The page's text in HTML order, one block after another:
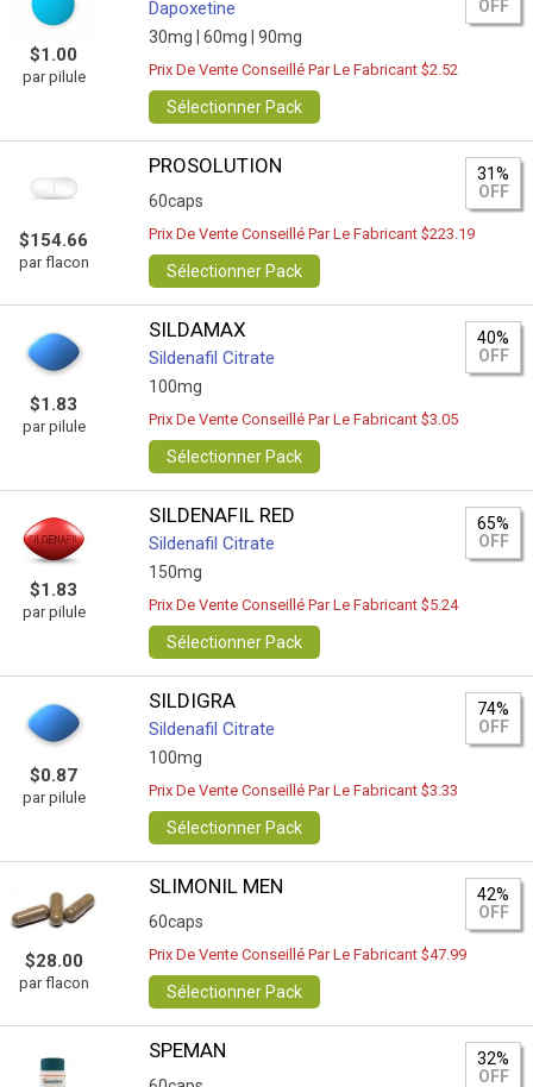
$1.00
par pilule
Dapoxetine
30mg | 60mg | 90mg
OFF
Prix De Vente Conseillé Par Le Fabricant $2.52
Sélectionner Pack
$154.66
par flacon
PROSOLUTION
60caps
31%
OFF
Prix De Vente Conseillé Par Le Fabricant $223.19
Sélectionner Pack
$1.83
par pilule
SILDAMAX
Sildenafil Citrate
100mg
40%
OFF
Prix De Vente Conseillé Par Le Fabricant $3.05
Sélectionner Pack
$1.83
par pilule
SILDENAFIL RED
Sildenafil Citrate
150mg
65%
OFF
Prix De Vente Conseillé Par Le Fabricant $5.24
Sélectionner Pack
$0.87
par pilule
SILDIGRA
Sildenafil Citrate
100mg
74%
OFF
Prix De Vente Conseillé Par Le Fabricant $3.33
Sélectionner Pack
$28.00
par flacon
SLIMONIL MEN
60caps
42%
OFF
Prix De Vente Conseillé Par Le Fabricant $47.99
Sélectionner Pack
SPEMAN
32%
OFF